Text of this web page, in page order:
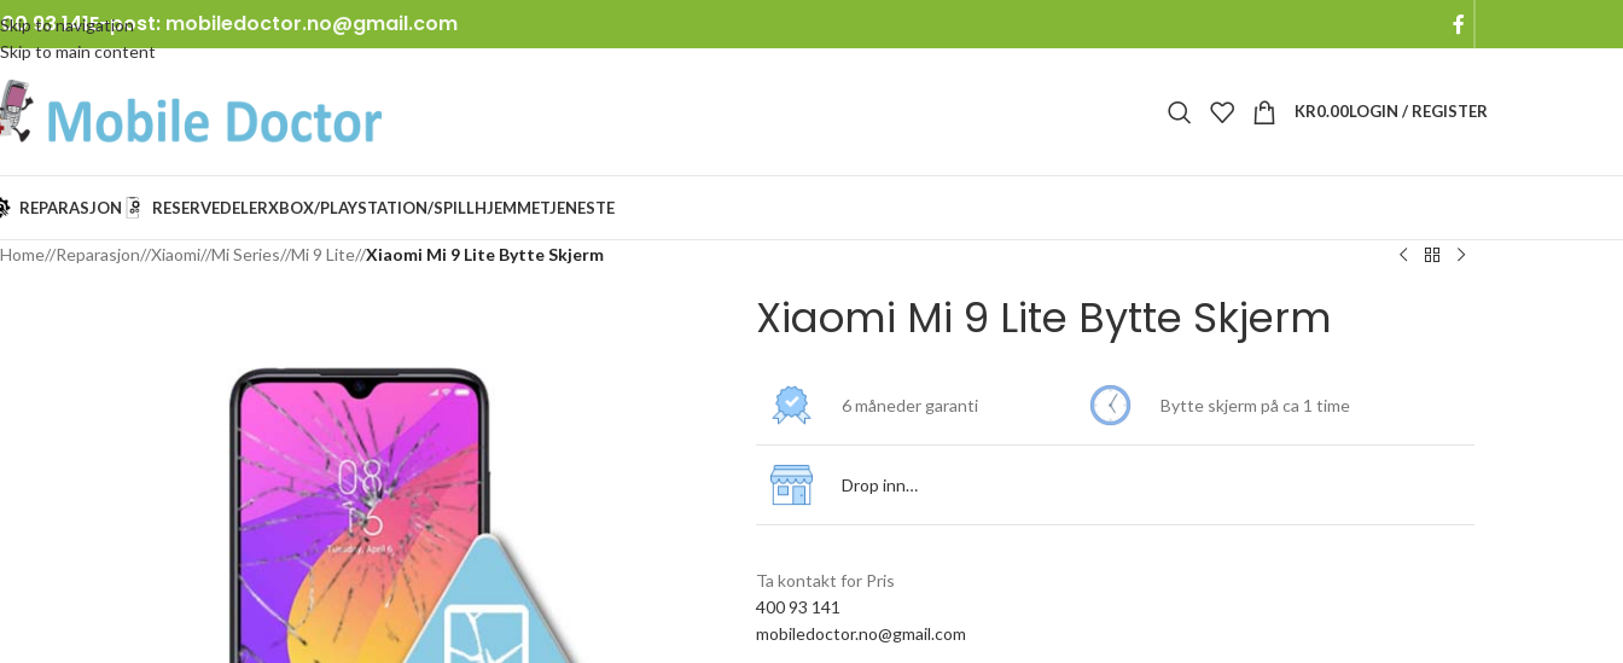
Skip to navigation
Skip to main content
93 141E-post: mobiledoctor.no@gmail.com
KR0.00LOGIN / REGISTER
REPARASJON RESERVEDELERXBOX/PLAYSTATION/SPILLHJEMMETJENESTE
Home/ Reparasjon/ Xiaomi/ Mi Series/ Mi 9 Lite/ Xiaomi Mi 9 Lite Bytte Skjerm
Xiaomi Mi 9 Lite Bytte Skjerm
6 måneder garanti Bytte skjerm på ca 1 time
Drop inn…
Ta kontakt for Pris
400 93 141
mobiledoctor.no@gmail.com